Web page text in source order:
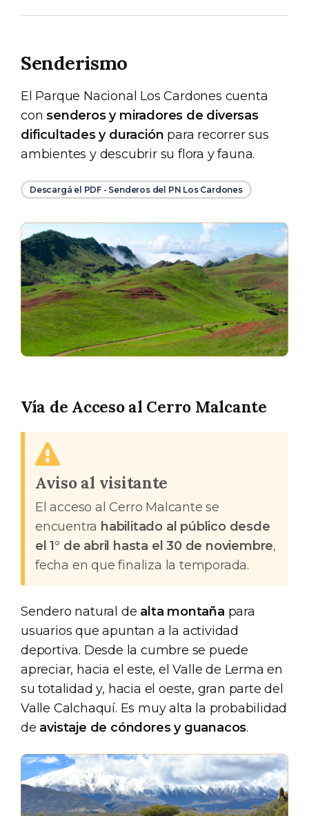
Senderismo
El Parque Nacional Los Cardones cuenta
consenderos y miradores de diversas
dificultades y duración para recorrer sus
ambientes y descubrir su flora y fauna.
Descargá el PDF - Senderos del PN Los Cardones
Vía de Acceso al Cerro Malcante
Aviso al visitante
El acceso al Cerro Malcante se
encuentra habilitado al público desde
el 1° de abril hasta el 30 de noviembre,
fecha en que finaliza la temporada.
Sendero natural de alta montaña para
usuarios que apuntan a la actividad
deportiva. Desde la cumbre se puede
apreciar, hacia el este, el Valle de Lerma en
su totalidad y, hacia el oeste, gran parte del
Valle Calchaquí. Es muy alta la probabilidad
de avistaje de cóndores y guanacos.